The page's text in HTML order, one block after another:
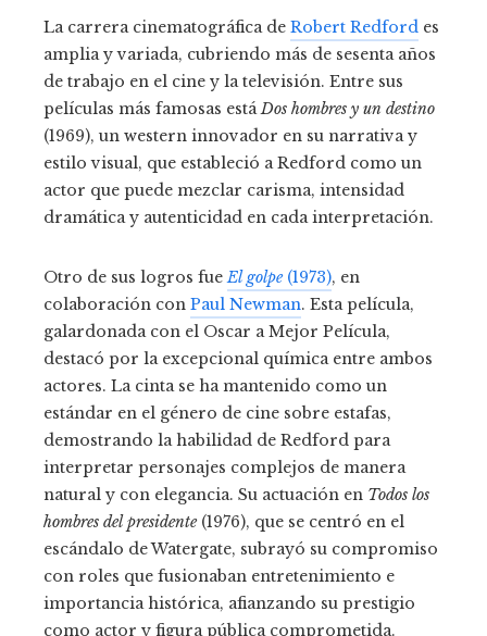
La carrera cinematográfica de Robert Redford es
amplia y variada, cubriendo más de sesenta años
de trabajo en el cine y la televisión. Entre sus
películas más famosas estáDos hombres y un destino
(1969), un western innovador en su narrativa y
estilo visual, que estableció a Redford como un
actor que puede mezclar carisma, intensidad
dramática y autenticidad en cada interpretación.
Otro de sus logros fueEl golpe(1973), en
colaboración con Paul Newman. Esta película,
galardonada con el Oscar a Mejor Película,
destacó por la excepcional química entre ambos
actores. La cinta se ha mantenido como un
estándar en el género de cine sobre estafas,
demostrando la habilidad de Redford para
interpretar personajes complejos de manera
natural y con elegancia. Su actuación en Todos los
hombres del presidente(1976), que se centró en el
escándalo de Watergate, subrayó su compromiso
con roles que fusionaban entretenimiento e
importancia histórica, afianzando su prestigio
como actor y figura pública comprometida.